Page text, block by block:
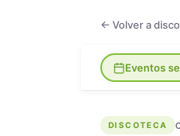
← Volver a
Eventos
DISCOTECA